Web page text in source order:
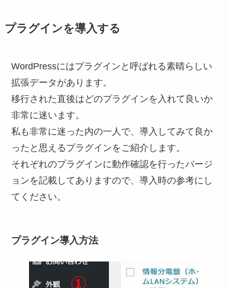
プラグインを導入する
WordPressにはプラグインと呼ばれる素晴らしい
拡張データがあります。
移行された直後はどのプラグインを入れて良いか
非常に迷います。
私も非常に迷った内の一人で、導入してみて良か
ったと思えるプラグインをご紹介します。
それぞれのプラグインに動作確認を行ったバージ
ョンを記載してありますので、導入時の参考にし
てください。
プラグイン導入方法